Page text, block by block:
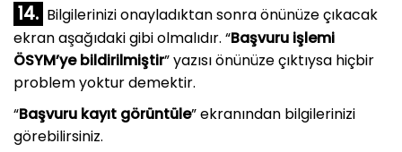
14. Bilgilerinizi onayladıktan sonra önünüze çıkacak
ekran aşağıdaki gibi olmalıdır. “Başvuru işlemi
ÖSYM’ye bildirilmiştir” yazısı önünüze çıktıysa hiçbir
problem yoktur demektir.
“Başvuru kayıt görüntüle” ekranından bilgilerinizi
görebilirsiniz.